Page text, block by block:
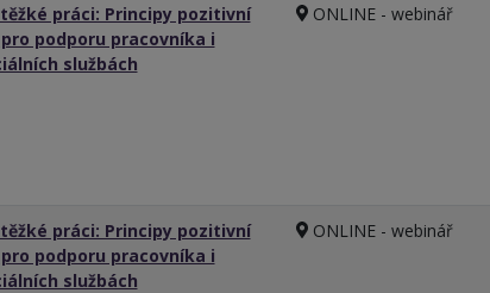
práci: Principy pozitivní
podporu pracovníka i
službách
ONLINE - webinář
práci: Principy pozitivní
podporu pracovníka i
službách
ONLINE - webinář